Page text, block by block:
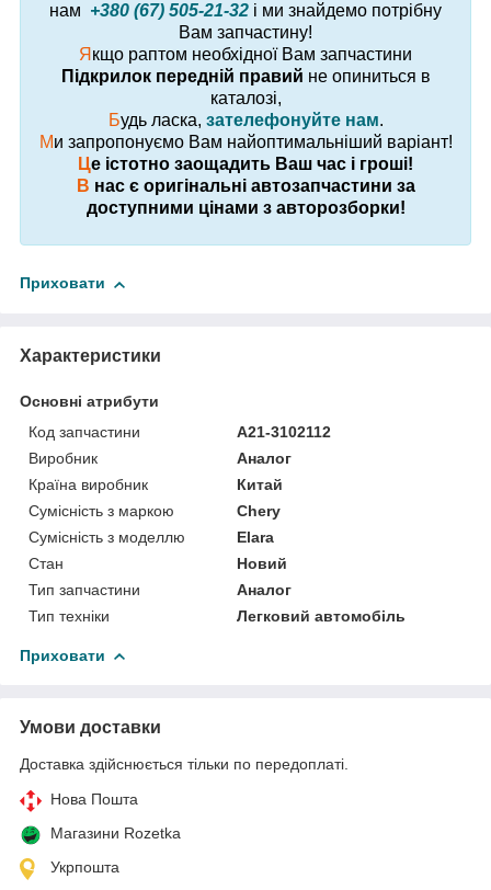
нам +380 (67) 505-21-32 і ми знайдемо потрібну
Вам запчастину!
Я кщо раптом необхідної Вам запчастини
Підкрилок передній правий не опиниться в
каталозі,
Будь ласка, зателефонуйте нам.
Ми запропонуємо Вам найоптимальніший варіант!
Це істотно заощадить Ваш час і гроші!
В нас є оригінальні автозапчастини за
доступними цінами з авторозборки!
Приховати
Характеристики
Основні атрибути
Код запчастини
A21-3102112
Виробник
Аналог
Країна виробник
Китай
Сумісність з маркою
Chery
Сумісність з моделлю
Elara
Стан
Новий
Тип запчастини
Аналог
Тип техніки
Легковий автомобіль
Приховати
Умови доставки
Доставка здійснюється тільки по передоплаті.
Нова Пошта
Магазини Rozetka
Укрпошта